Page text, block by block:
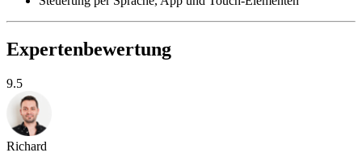
Expertenbewertung
9.5
Richard